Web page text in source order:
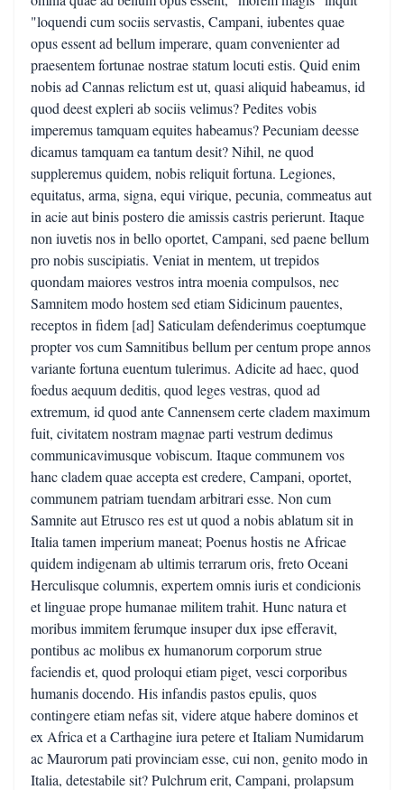
"loquendi cum sociis servastis, Campani, iubentes quae
opus essent ad bellum imperare, quam convenienter ad
praesentem fortunae nostrae statum locuti estis. Quid enim
nobis ad Cannas relictum est ut, quasi aliquid habeamus, id
quod deest expleri ab sociis velimus? Pedites vobis
imperemus tamquam equites habeamus? Pecuniam deesse
dicamus tamquam ea tantum desit? Nihil, ne quod
suppleremus quidem, nobis reliquit fortuna. Legiones,
equitatus, arma, signa, equi virique, pecunia, commeatus aut
in acie aut binis postero die amissis castris perierunt. Itaque
non iuvetis nos in bello oportet, Campani, sed paene bellum
pro nobis suscipiatis. Veniat in mentem, ut trepidos
quondam maiores vestros intra moenia compulsos, nec
Samnitem modo hostem sed etiam Sidicinum pauentes,
receptos in fidem [ad] Saticulam defenderimus coeptumque
propter vos cum Samnitibus bellum per centum prope annos
variante fortuna euentum tulerimus. Adicite ad haec, quod
foedus aequum deditis, quod leges vestras, quod ad
extremum, id quod ante Cannensem certe cladem maximum
fuit, civitatem nostram magnae parti vestrum dedimus
communicavimusque vobiscum. Itaque communem vos
hanc cladem quae accepta est credere, Campani, oportet,
communem patriam tuendam arbitrari esse. Non cum
Samnite aut Etrusco res est ut quod a nobis ablatum sit in
Italia tamen imperium maneat; Poenus hostis ne Africae
quidem indigenam ab ultimis terrarum oris, freto Oceani
Herculisque columnis, expertem omnis iuris et condicionis
et linguae prope humanae militem trahit. Hunc natura et
moribus immitem ferumque insuper dux ipse efferavit,
pontibus ac molibus ex humanorum corporum strue
faciendis et, quod proloqui etiam piget, vesci corporibus
humanis docendo. His infandis pastos epulis, quos
contingere etiam nefas sit, videre atque habere dominos et
ex Africa et a Carthagine iura petere et Italiam Numidarum
ac Maurorum pati provinciam esse, cui non, genito modo in
Italia, detestabile sit? Pulchrum erit, Campani, prolapsum